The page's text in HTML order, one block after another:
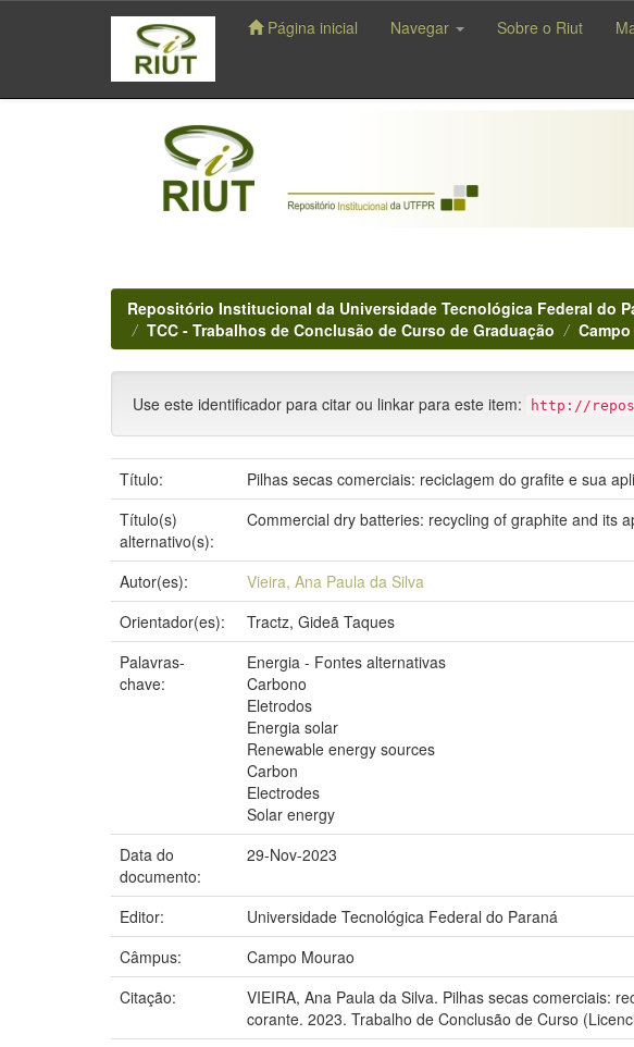
navigation
Página inicial Navegar Sobre o Riut
Repositório Institucional da Universidade Tecnológica Federal do
TCC - Trabalhos de Conclusão de Curso de Graduação
Use este identificador para citar ou linkar para este item: http://
Título:
Pilhas secas comerciais: reciclagem do grafite e sua
Título(s)
alternativo(s):
Commercial dry batteries: recycling of graphite and its
Autor(es):
Vieira, Ana Paula da Silva
Orientador(es):
Tractz, Gideã Taques
Palavras-
chave:
Energia - Fontes alternativas
Carbono
Eletrodos
Energia solar
Renewable energy sources
Carbon
Electrodes
Solar energy
Data do
documento:
29-Nov-2023
Editor:
Universidade Tecnológica Federal do Paraná
Câmpus:
Campo Mourao
Citação:
VIEIRA, Ana Paula da Silva. Pilhas secas comerciais:
corante. 2023. Trabalho de Conclusão de Curso